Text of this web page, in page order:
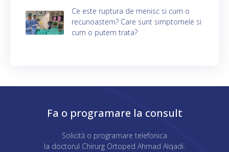
Ce este ruptura de menisc si cum o
recunoastem? Care sunt simptomele si
cum o putem trata?
Fa o programare la consult
Solicită o programare telefonica
la doctorul Chirurg Ortoped Ahmad Alqadi.